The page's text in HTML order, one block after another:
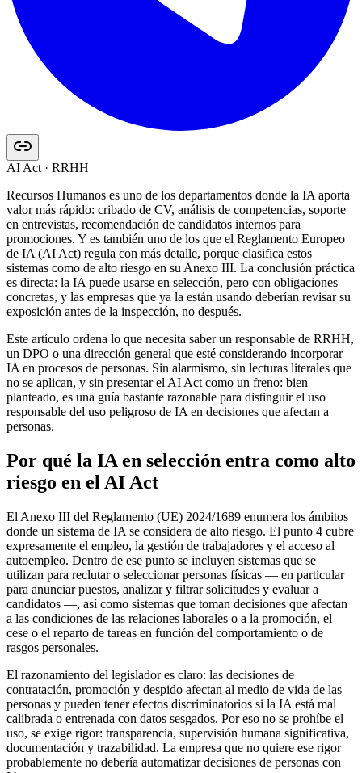
AI Act · RRHH
Recursos Humanos es uno de los departamentos donde la IA aporta
valor más rápido: cribado de CV, análisis de competencias, soporte
en entrevistas, recomendación de candidatos internos para
promociones. Y es también uno de los que el Reglamento Europeo
de IA (AI Act) regula con más detalle, porque clasifica estos
sistemas como de alto riesgo en su Anexo III. La conclusión práctica
es directa: la IA puede usarse en selección, pero con obligaciones
concretas, y las empresas que ya la están usando deberían revisar su
exposición antes de la inspección, no después.
Este artículo ordena lo que necesita saber un responsable de RRHH,
un DPO o una dirección general que esté considerando incorporar
IA en procesos de personas. Sin alarmismo, sin lecturas literales que
no se aplican, y sin presentar el AI Act como un freno: bien
planteado, es una guía bastante razonable para distinguir el uso
responsable del uso peligroso de IA en decisiones que afectan a
personas.
Por qué la IA en selección entra como alto
riesgo en el AI Act
El Anexo III del Reglamento (UE) 2024/1689 enumera los ámbitos
donde un sistema de IA se considera de alto riesgo. El punto 4 cubre
expresamente el empleo, la gestión de trabajadores y el acceso al
autoempleo. Dentro de ese punto se incluyen sistemas que se
utilizan para reclutar o seleccionar personas físicas — en particular
para anunciar puestos, analizar y filtrar solicitudes y evaluar a
candidatos —, así como sistemas que toman decisiones que afectan
a las condiciones de las relaciones laborales o a la promoción, el
cese o el reparto de tareas en función del comportamiento o de
rasgos personales.
El razonamiento del legislador es claro: las decisiones de
contratación, promoción y despido afectan al medio de vida de las
personas y pueden tener efectos discriminatorios si la IA está mal
calibrada o entrenada con datos sesgados. Por eso no se prohíbe el
uso, se exige rigor: transparencia, supervisión humana significativa,
documentación y trazabilidad. La empresa que no quiere ese rigor
probablemente no debería automatizar decisiones de personas con